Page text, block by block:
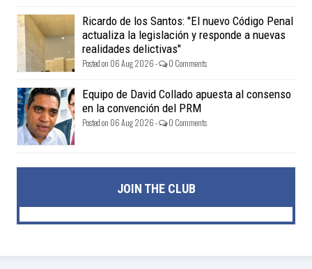
Ricardo de los Santos: "El nuevo Código Penal
actualiza la legislación y responde a nuevas
realidades delictivas"
Posted on 06 Aug 2026 - 0 Comments
Equipo de David Collado apuesta al consenso
en la convención del PRM
Posted on 06 Aug 2026 - 0 Comments
JOIN THE CLUB